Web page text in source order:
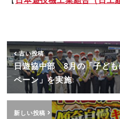
古い投稿
日遊協中部 8月の「子ども
ペーン」を実施
新しい投稿